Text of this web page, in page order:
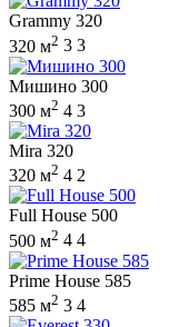
Grammy 320
320 м2 3 3
Мишино 300
300 м2 4 3
Mira 320
320 м2 4 2
Full House 500
500 м2 4 4
Prime House 585
585 м2 3 4